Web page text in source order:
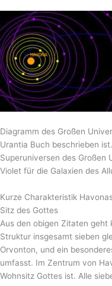
Diagramm des Großen
Urantia Buch beschrieben
Superuniversen des Großen
Violet für die Galaxien des
Kurze Charakteristik
Sitz des Gottes
Aus den obigen Zitaten geht
Struktur insgesamt sieben
Orvonton, und ein
umfasst. Im Zentrum von
Wohnsitz Gottes ist. Alle